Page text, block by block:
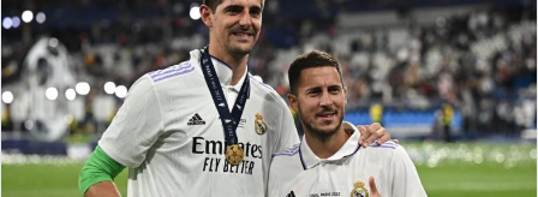
d
a
e
m
a